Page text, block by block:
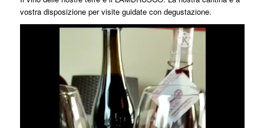
vostra disposizione per visite guidate con degustazione.